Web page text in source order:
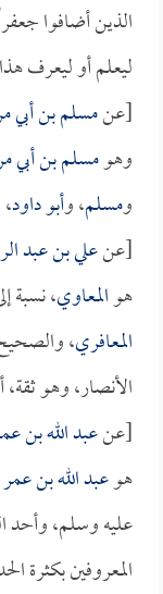
الذين أضافوا
ليعلم أو ليعرف
[عنمسلم بن أبي
وهومسلم بن أبي
ومسلم، وأبو داود
[عنعلي بن عبد
هوالمعاوي، نسبة
المعافري،
الأنصار، وهو
[عنعبد الله بن
هوعبد الله بن
عليه وسلم، وأحد
المعروفين بكثرة